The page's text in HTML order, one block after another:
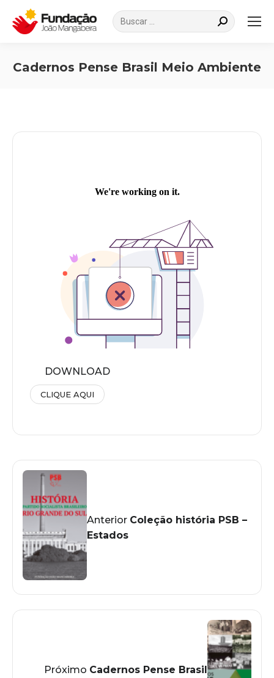
Search:
Cadernos Pense Brasil Meio Ambiente
DOWNLOAD
CLIQUE AQUI
Anterior Coleção história PSB –
Estados
Próximo Cadernos Pense Brasil